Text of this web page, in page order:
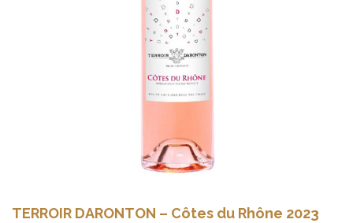
TERROIR DARONTON – Côtes du Rhône 2023